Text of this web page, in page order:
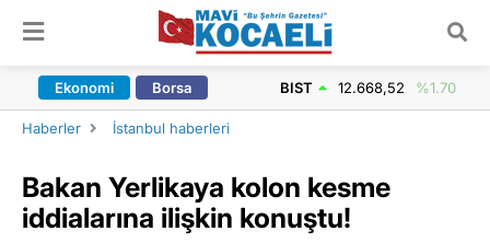
Ekonomi Borsa BIST 12.668,52 %1.70
Haberler İstanbul haberleri
Bakan Yerlikaya kolon kesme
iddialarına ilişkin konuştu!